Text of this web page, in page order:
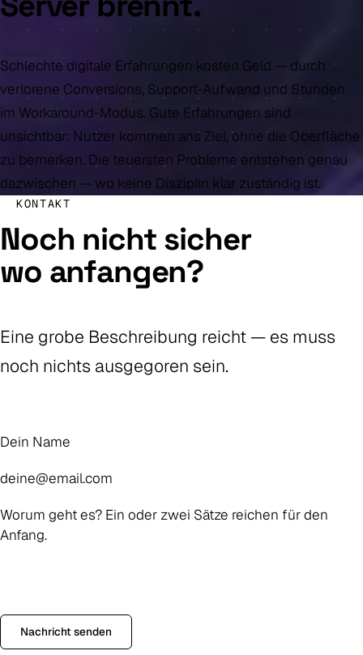
Schlechte digitale Erfahrungen kosten Geld — durch
verlorene Conversions, Support-Aufwand und Stunden
im Workaround-Modus. Gute Erfahrungen sind
unsichtbar: Nutzer kommen ans Ziel, ohne die Oberfläche
zu bemerken. Die teuersten Probleme entstehen genau
dazwischen — wo keine Disziplin klar zuständig ist.
KONTAKT
Noch nicht sicher
wo anfangen?
Eine grobe Beschreibung reicht — es muss
noch nichts ausgegoren sein.
Name
E-Mail
Nachricht
Nachricht senden